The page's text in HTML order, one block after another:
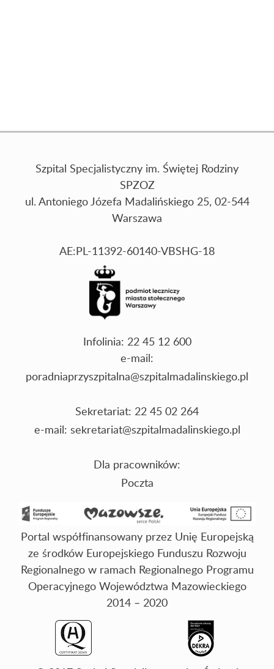
Szpital Specjalistyczny im. Świętej Rodziny
SPZOZ
ul. Antoniego Józefa Madalińskiego 25, 02-544
Warszawa
AE:PL-11392-60140-VBSHG-18
Infolinia: 22 45 12 600
e-mail:
poradniaprzyszpitalna@szpitalmadalinskiego.pl
Sekretariat: 22 45 02 264
e-mail: sekretariat@szpitalmadalinskiego.pl
Dla pracowników:
Poczta
Portal współfinansowany przez Unię Europejską
ze środków Europejskiego Funduszu Rozwoju
Regionalnego w ramach Regionalnego Programu
Operacyjnego Województwa Mazowieckiego
2014 – 2020